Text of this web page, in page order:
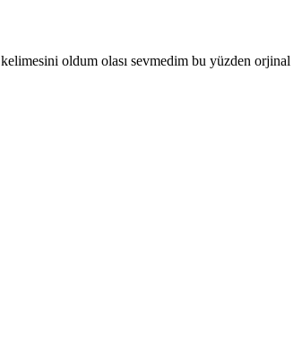
kelimesini oldum olası sevmedim bu yüzden orjinal